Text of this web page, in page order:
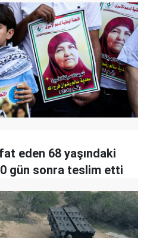
eden 68 yaşındaki
gün sonra teslim etti